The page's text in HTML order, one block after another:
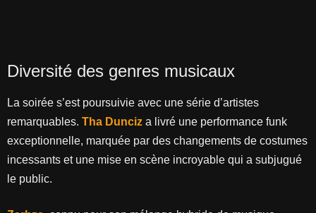
Diversité des genres musicaux
La soirée s’est poursuivie avec une série d’artistes
remarquables. Tha Dunciz a livré une performance funk
exceptionnelle, marquée par des changements de costumes
incessants et une mise en scène incroyable qui a subjugué
le public.